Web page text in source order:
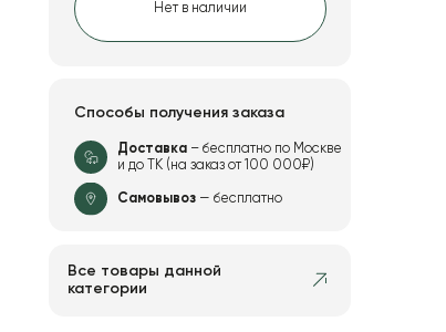
Нет в наличии
Способы получения заказа
Доставка– бесплатно по Москве
и до ТК (на заказ от 100 000₽)
Самовывоз— бесплатно
Все товары данной
категории